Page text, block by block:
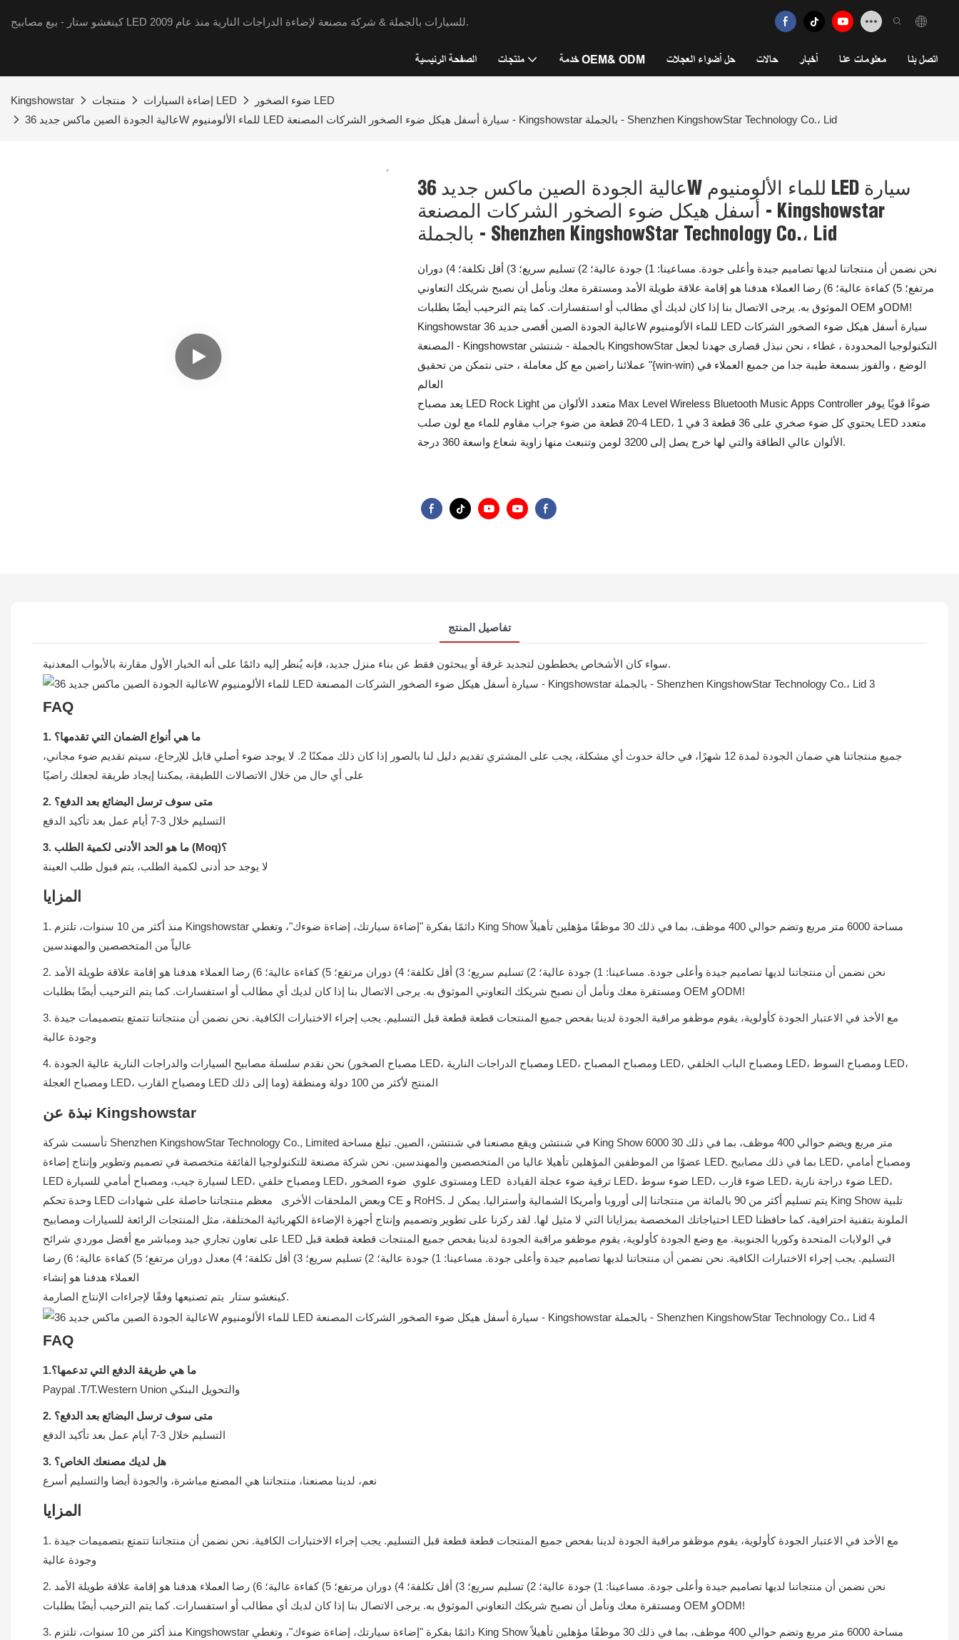
كينغشو ستار - بيع مصابيح LED للسيارات بالجملة & شركة مصنعة لإضاءة الدراجات النارية منذ عام 2009.
الصفحة الرئيسية منتجات خدمة OEM& ODM حل أضواء العجلات حالات أخبار معلومات عنا اتصل بنا
Kingshowstar منتجات إضاءة السيارات LED
ضوء الصخور LED
عالية الجودة الصين ماكس جديد 36W للماء الألومنيوم LED سيارة أسفل هيكل ضوء الصخور الشركات المصنعة - Kingshowstar بالجملة - Shenzhen KingshowStar Technology Co.، Lid
عالية الجودة الصين ماكس جديد 36W للماء الألومنيوم LED سيارة
أسفل هيكل ضوء الصخور الشركات المصنعة - Kingshowstar
بالجملة - Shenzhen KingshowStar Technology Co.، Lid
نحن نضمن أن منتجاتنا لديها تصاميم جيدة وأعلى جودة. مساعينا: 1) جودة عالية؛ 2) تسليم سريع؛ 3) أقل تكلفة؛ 4) دوران
مرتفع؛ 5) كفاءة عالية؛ 6) رضا العملاء هدفنا هو إقامة علاقة طويلة الأمد ومستقرة معك ونأمل أن نصبح شريكك التعاوني
الموثوق به. يرجى الاتصال بنا إذا كان لديك أي مطالب أو استفسارات. كما يتم الترحيب أيضًا بطلبات OEM وODM!
Kingshowstar عالية الجودة الصين أقصى جديد 36W للماء الألومنيوم LED سيارة أسفل هيكل ضوء الصخور الشركات
المصنعة - Kingshowstar بالجملة - شنتشن KingshowStar التكنولوجيا المحدودة ، غطاء ، نحن نبذل قصارى جهدنا لجعل
عملائنا راضين مع كل معاملة ، حتى نتمكن من تحقيق "{win-win) الوضع ، والفوز بسمعة طيبة جدا من جميع العملاء في
العالم
يعد مصباح LED Rock Light متعدد الألوان من Max Level Wireless Bluetooth Music Apps Controller ضوءًا قويًا يوفر
4-20 قطعة من ضوء جراب مقاوم للماء مع لون صلب LED، يحتوي كل ضوء صخري على 36 قطعة 3 في 1 LED متعدد
الألوان عالي الطاقة والتي لها خرج يصل إلى 3200 لومن وتنبعث منها زاوية شعاع واسعة 360 درجة.
تفاصيل المنتج
سواء كان الأشخاص يخططون لتجديد غرفة أو يبحثون فقط عن بناء منزل جديد، فإنه يُنظر إليه دائمًا على أنه الخيار الأول مقارنة بالأبواب المعدنية.
FAQ
1. ما هي أنواع الضمان التي تقدمها؟
جميع منتجاتنا هي ضمان الجودة لمدة 12 شهرًا، في حالة حدوث أي مشكلة، يجب على المشتري تقديم دليل لنا بالصور إذا كان ذلك ممكنًا 2. لا يوجد ضوء أصلي قابل للإرجاع، سيتم تقديم ضوء مجاني،
على أي حال من خلال الاتصالات اللطيفة، يمكننا إيجاد طريقة لجعلك راضيًا
2. متى سوف ترسل البضائع بعد الدفع؟
التسليم خلال 3-7 أيام عمل بعد تأكيد الدفع
3. ما هو الحد الأدنى لكمية الطلب (Moq)؟
لا يوجد حد أدنى لكمية الطلب، يتم قبول طلب العينة
المزايا
1. منذ أكثر من 10 سنوات، تلتزم Kingshowstar دائمًا بفكرة "إضاءة سيارتك، إضاءة ضوءك"، وتغطي King Show مساحة 6000 متر مربع وتضم حوالي 400 موظف، بما في ذلك 30 موظفًا مؤهلين تأهيلاً
عالياً من المتخصصين والمهندسين
2. نحن نضمن أن منتجاتنا لديها تصاميم جيدة وأعلى جودة. مساعينا: 1) جودة عالية؛ 2) تسليم سريع؛ 3) أقل تكلفة؛ 4) دوران مرتفع؛ 5) كفاءة عالية؛ 6) رضا العملاء هدفنا هو إقامة علاقة طويلة الأمد
ومستقرة معك ونأمل أن نصبح شريكك التعاوني الموثوق به. يرجى الاتصال بنا إذا كان لديك أي مطالب أو استفسارات. كما يتم الترحيب أيضًا بطلبات OEM وODM!
3. مع الأخذ في الاعتبار الجودة كأولوية، يقوم موظفو مراقبة الجودة لدينا بفحص جميع المنتجات قطعة قطعة قبل التسليم. يجب إجراء الاختبارات الكافية. نحن نضمن أن منتجاتنا تتمتع بتصميمات جيدة
وجودة عالية
4. نحن نقدم سلسلة مصابيح السيارات والدراجات النارية عالية الجودة (مصباح الصخور LED، ومصباح الدراجات النارية LED، ومصباح المصباح LED، ومصباح الباب الخلفي LED، ومصباح السوط LED،
ومصباح العجلة LED، ومصباح القارب LED وما إلى ذلك) المنتج لأكثر من 100 دولة ومنطقة
نبذة عن Kingshowstar
تأسست شركة Shenzhen KingshowStar Technology Co., Limited في شنتشن ويقع مصنعنا في شنتشن، الصين. تبلغ مساحة King Show 6000 متر مربع ويضم حوالي 400 موظف، بما في ذلك 30
عضوًا من الموظفين المؤهلين تأهيلا عاليا من المتخصصين والمهندسين. نحن شركة مصنعة للتكنولوجيا الفائقة متخصصة في تصميم وتطوير وإنتاج إضاءة LED. بما في ذلك مصابيح LED، ومصباح أمامي
LED لسيارة جيب، ومصباح أمامي للسيارة LED، ومصباح خلفي LED، ومستوى علوي ضوء الصخور LED ترقية ضوء عجلة القيادة LED، ضوء سوط LED، ضوء قارب LED، ضوء دراجة نارية LED،
وحدة تحكم LED وبعض الملحقات الأخرى معظم منتجاتنا حاصلة على شهادات CE و RoHS. يتم تسليم أكثر من 90 بالمائة من منتجاتنا إلى أوروبا وأمريكا الشمالية وأستراليا. يمكن لـ King Show تلبية
احتياجاتك المخصصة بمزايانا التي لا مثيل لها. لقد ركزنا على تطوير وتصميم وإنتاج أجهزة الإضاءة الكهربائية المختلفة، مثل المنتجات الرائعة للسيارات ومصابيح LED الملونة بتقنية احترافية، كما حافظنا
على تعاون تجاري جيد ومباشر مع أفضل موردي شرائح LED في الولايات المتحدة وكوريا الجنوبية. مع وضع الجودة كأولوية، يقوم موظفو مراقبة الجودة لدينا بفحص جميع المنتجات قطعة قطعة قبل
التسليم. يجب إجراء الاختبارات الكافية. نحن نضمن أن منتجاتنا لديها تصاميم جيدة وأعلى جودة. مساعينا: 1) جودة عالية؛ 2) تسليم سريع؛ 3) أقل تكلفة؛ 4) معدل دوران مرتفع؛ 5) كفاءة عالية؛ 6) رضا
العملاء هدفنا هو إنشاء
كينغشو ستار يتم تصنيعها وفقًا لإجراءات الإنتاج الصارمة.
FAQ
1.ما هي طريقة الدفع التي تدعمها؟
Paypal .T/T.Western Union والتحويل البنكي
2. متى سوف ترسل البضائع بعد الدفع؟
التسليم خلال 3-7 أيام عمل بعد تأكيد الدفع
3. هل لديك مصنعك الخاص؟
نعم، لدينا مصنعنا، منتجاتنا هي المصنع مباشرة، والجودة أيضا والتسليم أسرع
المزايا
1. مع الأخذ في الاعتبار الجودة كأولوية، يقوم موظفو مراقبة الجودة لدينا بفحص جميع المنتجات قطعة قطعة قبل التسليم. يجب إجراء الاختبارات الكافية. نحن نضمن أن منتجاتنا تتمتع بتصميمات جيدة
وجودة عالية
2. نحن نضمن أن منتجاتنا لديها تصاميم جيدة وأعلى جودة. مساعينا: 1) جودة عالية؛ 2) تسليم سريع؛ 3) أقل تكلفة؛ 4) دوران مرتفع؛ 5) كفاءة عالية؛ 6) رضا العملاء هدفنا هو إقامة علاقة طويلة الأمد
ومستقرة معك ونأمل أن نصبح شريكك التعاوني الموثوق به. يرجى الاتصال بنا إذا كان لديك أي مطالب أو استفسارات. كما يتم الترحيب أيضًا بطلبات OEM وODM!
3. منذ أكثر من 10 سنوات، تلتزم Kingshowstar دائمًا بفكرة "إضاءة سيارتك، إضاءة ضوءك"، وتغطي King Show مساحة 6000 متر مربع وتضم حوالي 400 موظف، بما في ذلك 30 موظفًا مؤهلين تأهيلاً